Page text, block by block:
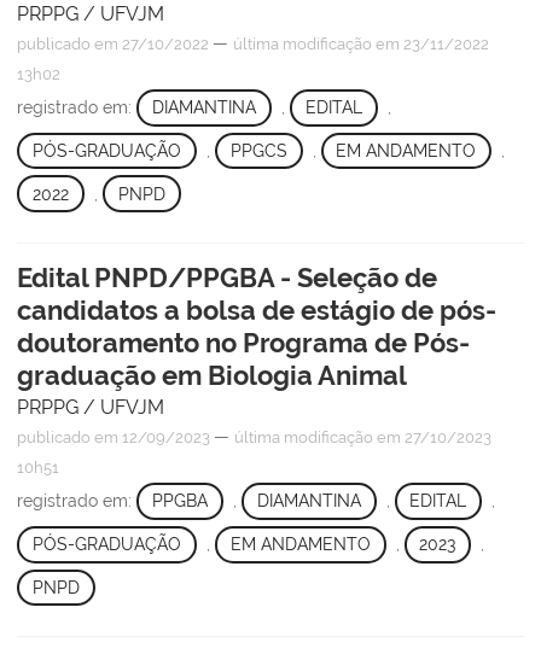
PRPPG / UFVJM
publicado em 27/10/2022 — última modificação em 23/11/2022
13h02
registrado em: DIAMANTINA , EDITAL ,
PÓS-GRADUAÇÃO PPGCS EM ANDAMENTO
2022 PNPD
Edital PNPD/PPGBA - Seleção de
candidatos a bolsa de estágio de pós-
doutoramento no Programa de Pós-
graduação em Biologia Animal
PRPPG / UFVJM
publicado em 12/09/2023 — última modificação em 27/10/2023
10h51
registrado em: PPGBA , DIAMANTINA , EDITAL ,
PÓS-GRADUAÇÃO EM ANDAMENTO 2023
PNPD